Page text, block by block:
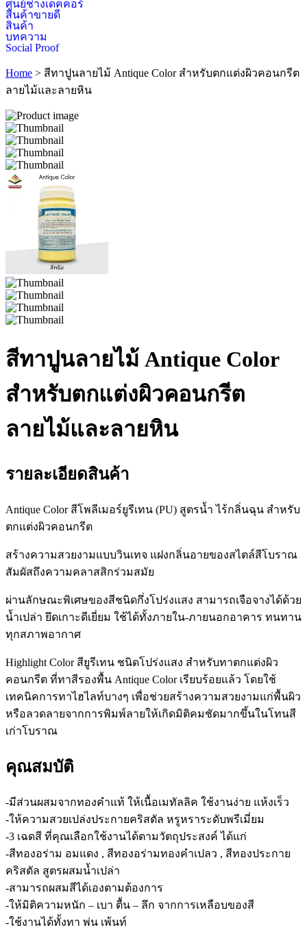
ศูนย์ช่างเดคคอร์
สินค้าขายดี
สินค้า
บทความ
Social Proof
Home > สีทาปูนลายไม้ Antique Color สำหรับตกแต่งผิวคอนกรีต
ลายไม้และลายหิน
สีทาปูนลายไม้ Antique Color
สำหรับตกแต่งผิวคอนกรีต
ลายไม้และลายหิน
รายละเอียดสินค้า
Antique Color สีโพลีเมอร์ยูรีเทน (PU) สูตรน้ำ ไร้กลิ่นฉุน สำหรับ
ตกแต่งผิวคอนกรีต
สร้างความสวยงามแบบวินเทจ แฝงกลิ่นอายของสไตล์สีโบราณ
สัมผัสถึงความคลาสสิกร่วมสมัย
ผ่านลักษณะพิเศษของสีชนิดกึ่งโปร่งแสง สามารถเจือจางได้ด้วย
น้ำเปล่า ยึดเกาะดีเยี่ยม ใช้ได้ทั้งภายใน-ภายนอกอาคาร ทนทาน
ทุกสภาพอากาศ
Highlight Color สียูรีเทน ชนิดโปร่งแสง สำหรับทาตกแต่งผิว
คอนกรีต ที่ทาสีรองพื้น Antique Color เรียบร้อยแล้ว โดยใช้
เทคนิคการทาไฮไลท์บางๆ เพื่อช่วยสร้างความสวยงามแก่พื้นผิว
หรือลวดลายจากการพิมพ์ลายให้เกิดมิติคมชัดมากขึ้นในโทนสี
เก่าโบราณ
คุณสมบัติ
-มีส่วนผสมจากทองคำแท้ ให้เนื้อเมทัลลิค ใช้งานง่าย แห้งเร็ว
-ให้ความสวยเปล่งประกายคริสตัล หรูหราระดับพรีเมี่ยม
-3 เฉดสี ที่คุณเลือกใช้งานได้ตามวัตถุประสงค์ ได้แก่
-สีทองอร่าม อมแดง , สีทองอร่ามทองคำเปลว , สีทองประกาย
คริสตัล สูตรผสมน้ำเปล่า
-สามารถผสมสีได้เองตามต้องการ
-ให้มิติความหนัก – เบา ตื้น – ลึก จากการเหลือบของสี
-ใช้งานได้ทั้งทา พ่น เพ้นท์